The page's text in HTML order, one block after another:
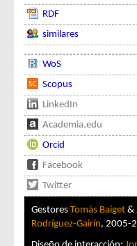
RDF
similares
WoS
Scopus
LinkedIn
Academia.edu
Orcid
Facebook
Twitter
Gestores Tomàs Baiget &
Rodríguez-Gairín, 2005-